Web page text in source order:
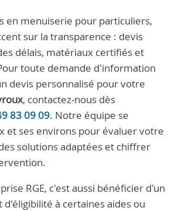
en menuiserie pour particuliers,
sur la transparence : devis
délais, matériaux certifiés et
toute demande d'information
devis personnalisé pour votre
, contactez-nous dès
83 09 09. Notre équipe se
et ses environs pour évaluer votre
solutions adaptées et chiffrer
RGE, c'est aussi bénéficier d'un
d'éligibilité à certaines aides ou